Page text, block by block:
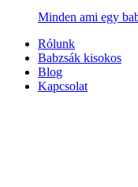
Minden ami egy
Rólunk
Babzsák kisokos
Blog
Kapcsolat